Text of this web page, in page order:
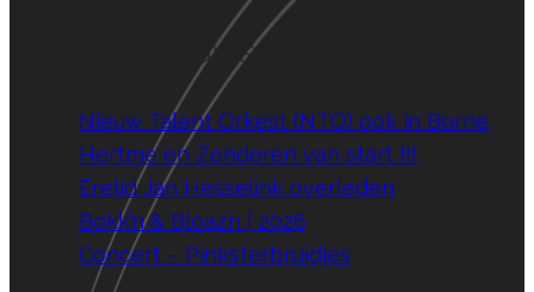
Laatste nieuws
Nieuw Talent Orkest (NTO) ook in Borne,
Hertme en Zenderen van start !!!
Erelid Jan Hesselink overleden
Bokk’n & Bloaz’n | 2026
Concert – Pinksterbruidjes